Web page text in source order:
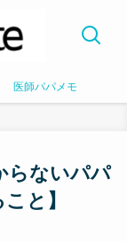
医師パパメモ
らないパパ
と】